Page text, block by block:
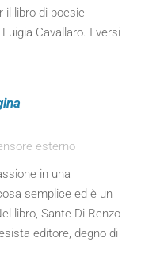
il libro di poesie
Cavallaro. I versi
esterno
in una
semplice ed è un
libro, Sante Di Renzo
editore, degno di